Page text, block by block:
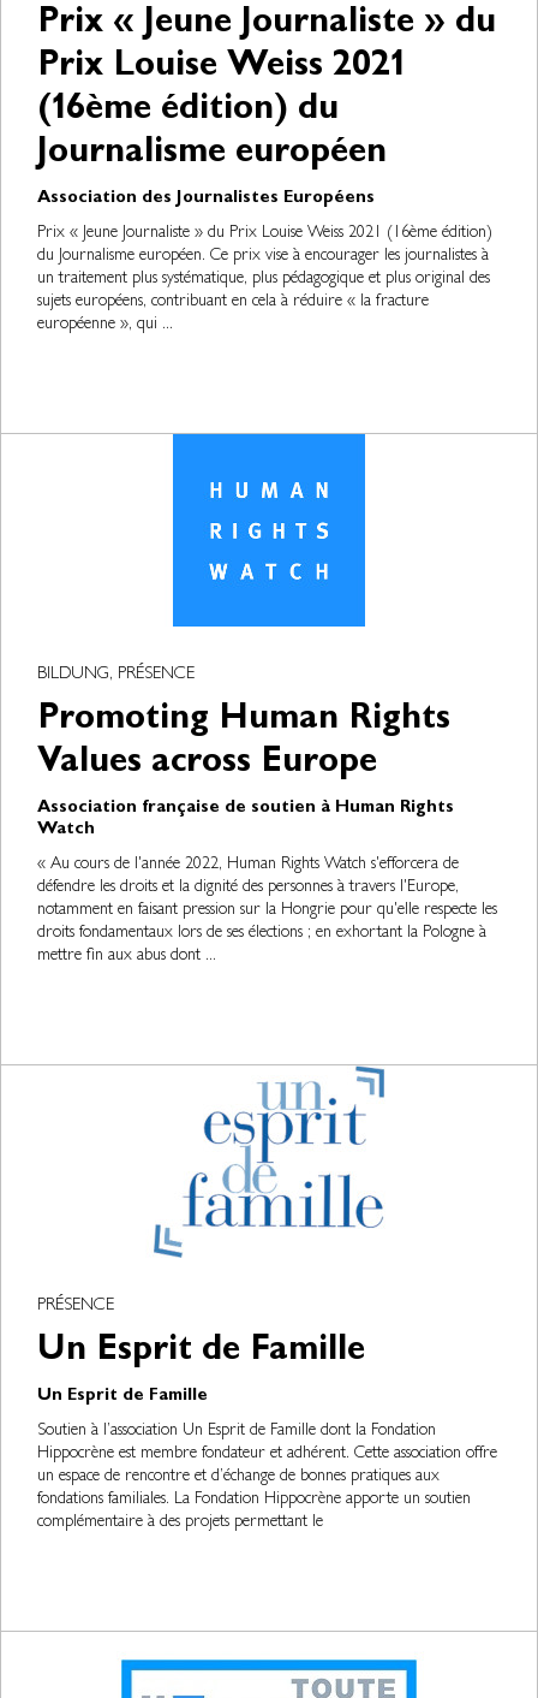
Prix « Jeune Journaliste » du
Prix Louise Weiss 2021
(16ème édition) du
Journalisme européen
Association des Journalistes Européens
Prix « Jeune Journaliste » du Prix Louise Weiss 2021 (16ème édition)
du Journalisme européen. Ce prix vise à encourager les journalistes à
un traitement plus systématique, plus pédagogique et plus original des
sujets européens, contribuant en cela à réduire « la fracture
européenne », qui ...
BILDUNG, PRÉSENCE
Promoting Human Rights
Values across Europe
Association française de soutien à Human Rights
Watch
« Au cours de l'année 2022, Human Rights Watch s'efforcera de
défendre les droits et la dignité des personnes à travers l'Europe,
notamment en faisant pression sur la Hongrie pour qu'elle respecte les
droits fondamentaux lors de ses élections ; en exhortant la Pologne à
mettre fin aux abus dont ...
PRÉSENCE
Un Esprit de Famille
Un Esprit de Famille
Soutien à l’association Un Esprit de Famille dont la Fondation
Hippocrène est membre fondateur et adhérent. Cette association offre
un espace de rencontre et d’échange de bonnes pratiques aux
fondations familiales. La Fondation Hippocrène apporte un soutien
complémentaire à des projets permettant le